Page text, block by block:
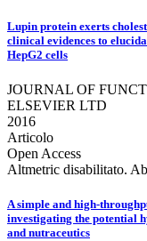
Lupin protein exerts
clinical evidences to
HepG2 cells
JOURNAL OF
ELSEVIER LTD
2016
Articolo
Open Access
Altmetric disabilitato.
A simple and high-
investigating the potential
and nutraceutics